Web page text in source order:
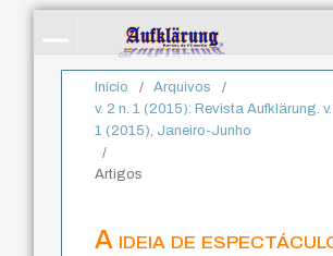
Início / Arquivos
/
v. 2 n. 1 (2015): Revista Aufklärung. v.
1 (2015), Janeiro-Junho
/
Artigos
A ideia de